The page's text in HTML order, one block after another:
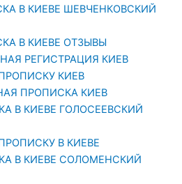
В КИЕВЕ ШЕВЧЕНКОВСКИЙ
В КИЕВЕ ОТЗЫВЫ
РЕГИСТРАЦИЯ КИЕВ
КИЕВ
ПРОПИСКА КИЕВ
В КИЕВЕ ГОЛОСЕЕВСКИЙ
В КИЕВЕ
В КИЕВЕ СОЛОМЕНСКИЙ